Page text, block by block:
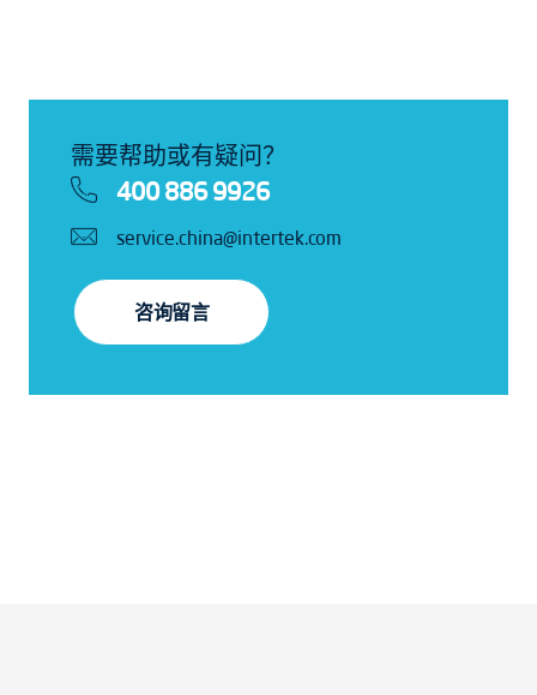
需要帮助或有疑问？
400 886 9926
service.china@intertek.com
咨询留言